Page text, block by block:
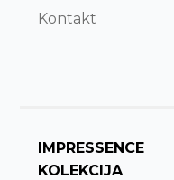
Kontakt
IMPRESSENCE
KOLEKCIJA